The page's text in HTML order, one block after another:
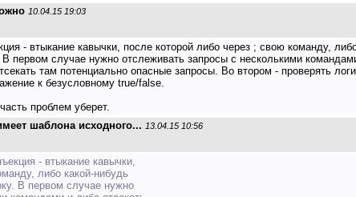
10.04.15 19:03
- втыкание кавычки, после которой либо через ; свою команду,
первом случае нужно отслеживать запросы с несколькими
там потенциально опасные запросы. Во втором - проверять
к безусловному true/false.
проблем уберет.
шаблона исходного... 13.04.15 10:56
- втыкание кавычки,
либо какой-нибудь
В первом случае нужно